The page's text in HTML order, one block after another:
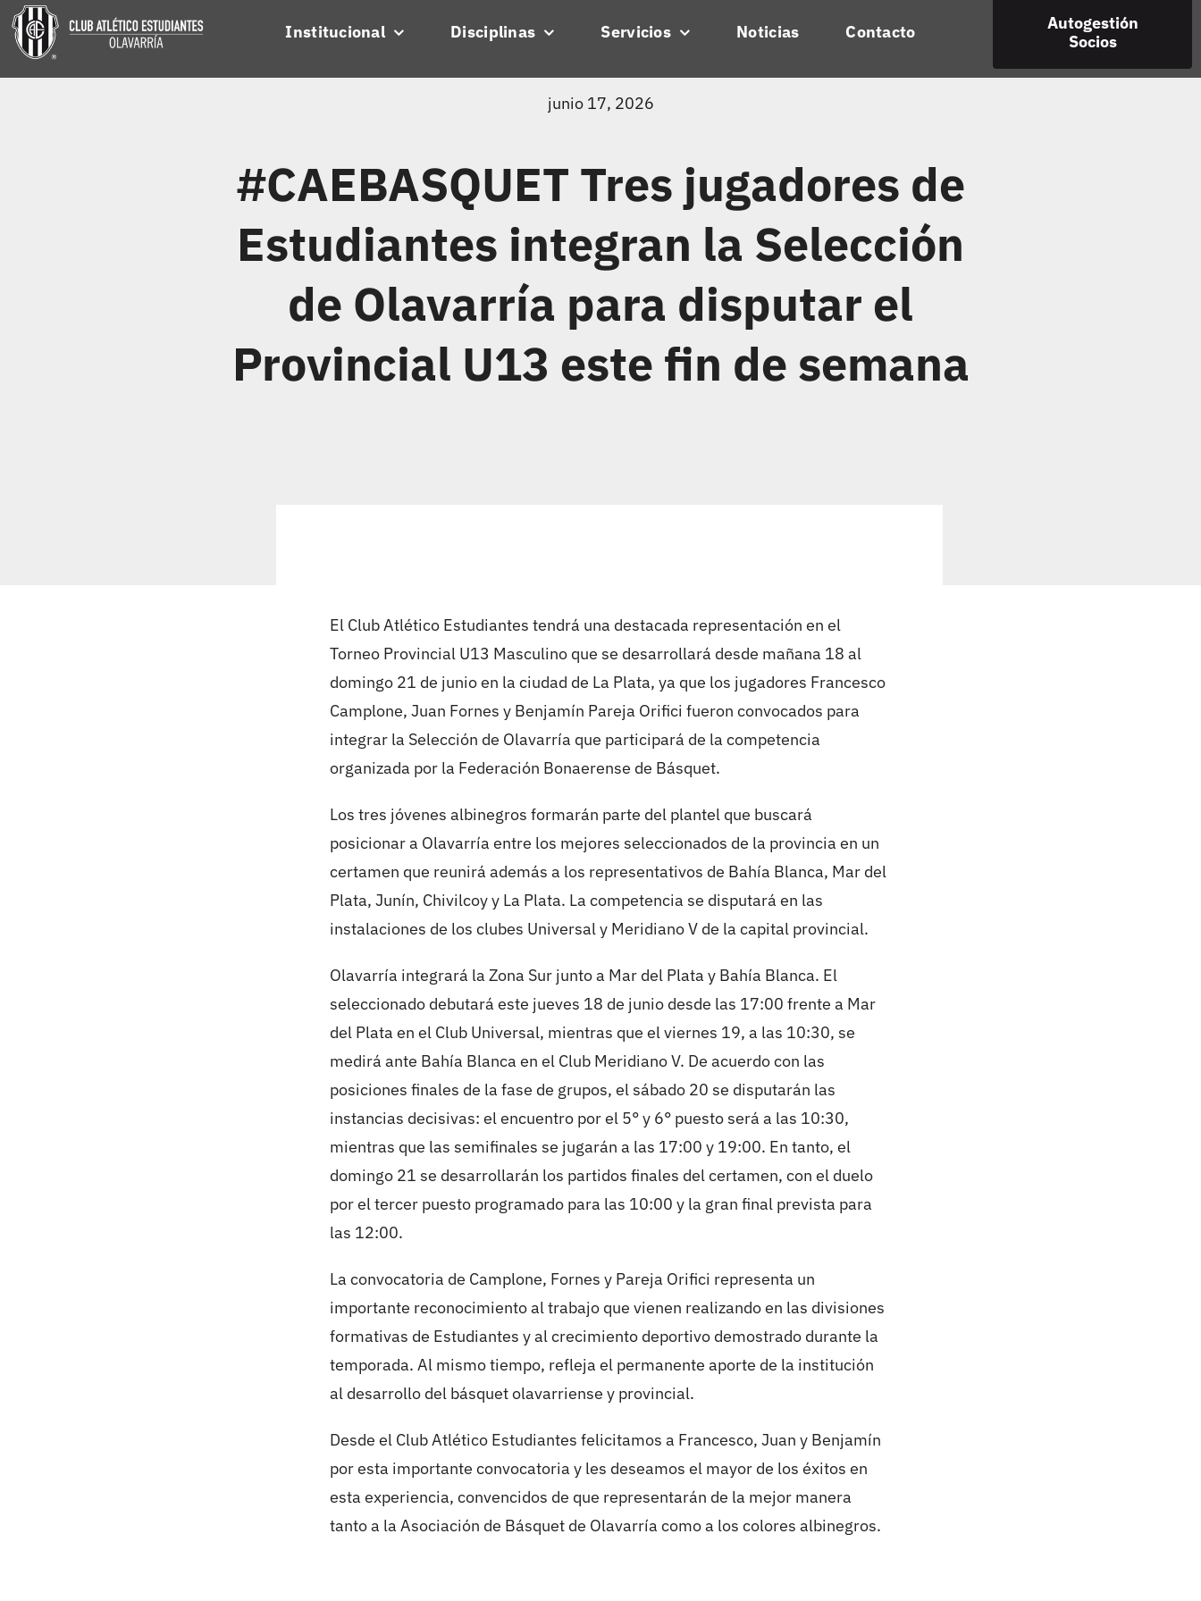
Skip
Institucional Disciplinas Servicios Noticias Contacto
Autogestión
Socios
junio 17, 2026
#CAEBASQUET Tres jugadores de
Estudiantes integran la Selección
de Olavarría para disputar el
Provincial U13 este fin de semana
El Club Atlético Estudiantes tendrá una destacada representación en el
Torneo Provincial U13 Masculino que se desarrollará desde mañana 18 al
domingo 21 de junio en la ciudad de La Plata, ya que los jugadores Francesco
Camplone, Juan Fornes y Benjamín Pareja Orifici fueron convocados para
integrar la Selección de Olavarría que participará de la competencia
organizada por la Federación Bonaerense de Básquet.
Los tres jóvenes albinegros formarán parte del plantel que buscará
posicionar a Olavarría entre los mejores seleccionados de la provincia en un
certamen que reunirá además a los representativos de Bahía Blanca, Mar del
Plata, Junín, Chivilcoy y La Plata. La competencia se disputará en las
instalaciones de los clubes Universal y Meridiano V de la capital provincial.
Olavarría integrará la Zona Sur junto a Mar del Plata y Bahía Blanca. El
seleccionado debutará este jueves 18 de junio desde las 17:00 frente a Mar
del Plata en el Club Universal, mientras que el viernes 19, a las 10:30, se
medirá ante Bahía Blanca en el Club Meridiano V. De acuerdo con las
posiciones finales de la fase de grupos, el sábado 20 se disputarán las
instancias decisivas: el encuentro por el 5° y 6° puesto será a las 10:30,
mientras que las semifinales se jugarán a las 17:00 y 19:00. En tanto, el
domingo 21 se desarrollarán los partidos finales del certamen, con el duelo
por el tercer puesto programado para las 10:00 y la gran final prevista para
las 12:00.
La convocatoria de Camplone, Fornes y Pareja Orifici representa un
importante reconocimiento al trabajo que vienen realizando en las divisiones
formativas de Estudiantes y al crecimiento deportivo demostrado durante la
temporada. Al mismo tiempo, refleja el permanente aporte de la institución
al desarrollo del básquet olavarriense y provincial.
Desde el Club Atlético Estudiantes felicitamos a Francesco, Juan y Benjamín
por esta importante convocatoria y les deseamos el mayor de los éxitos en
esta experiencia, convencidos de que representarán de la mejor manera
tanto a la Asociación de Básquet de Olavarría como a los colores albinegros.